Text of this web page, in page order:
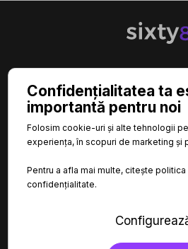
CATEGORII
INFORMAȚII
Confidențialitatea ta
importantă pentru noi
Folosim cookie-uri și alte tehnologii
experiența, în scopuri de marketing și
Pentru a afla mai multe, citește
confidențialitate.